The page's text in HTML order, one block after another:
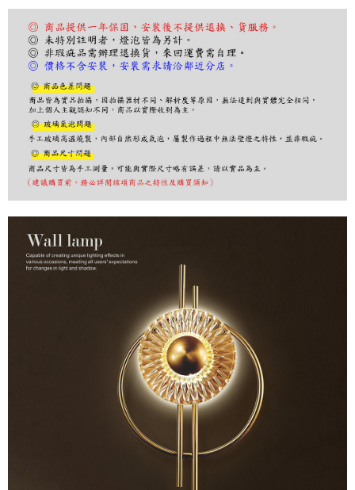
２．訂單成立數日內，您將收到繳費通知簡訊。
３．收到繳費通知簡訊後14天內，點擊此簡訊中的連結，可透過四大超商／
ATM／網路銀行／等多元方式進行付款，方視為交易完成。
※ 請注意：結帳手續完成當下不需立刻繳費，但若您需要取消訂單，請聯絡
購買商品的店家。未經商家同意取消之訂單仍視為有效，需透過AFTEE先享
後付繳納相關費用。
※ 交易是否成功請以「AFTEE先享後付 」之結帳頁面顯示為準，若有關於
是否繳費成功／繳費後需取消欲退款等相關疑問，請聯繫「AFTEE先享後付
客戶支援中心」 https://netprotections.freshdesk.com/support/home
【注意事項】
１．透過由恩沛科技股份有限公司提供之「AFTEE先享後付」服務完成之交
易，需依本服務之必要範圍內提供個人資料，並將交易相關給付款項請求債
權轉讓予恩沛科技股份有限公司。
２．關於個人資料處理事宜，請瀏覽以下網址：
https://aftee.tw/terms/#terms3
３．未成年的使用者請事先徵得法定代理人或監護人之同意方可使用
「AFTEE先享後付」，若未經同意申辦者引起之損失，本公司不負相關責
４．使用「AFTEE先享後付」時，將依據個別帳號之用戶狀況，依本公司即
時審查核予不同之上限額度；若仍有額度不足之情形，本公司將視審查結果
５．嚴禁一人註冊多個帳號或使用他人資訊註冊。若發現惡意使用之情形，
恩沛科技股份有限公司將有權停止該用戶之使用額度並採取法律行動。